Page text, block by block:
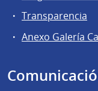
Transparencia
Anexo Galería